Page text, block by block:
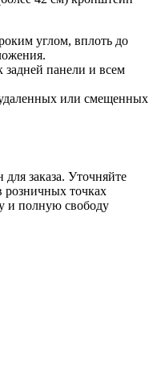
углом, вплоть до
задней панели и всем
или смещенных
заказа. Уточняйте
точках
и полную свободу